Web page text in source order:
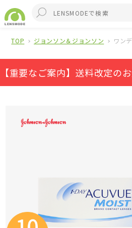
TOP ジョンソン＆ジョンソン ワン
【重要なご案内】送料改定の